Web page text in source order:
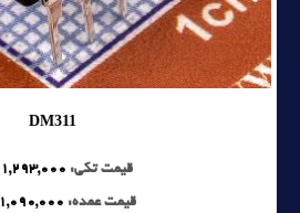
DM311
قیمت تکی: 1,293,000
قیمت عمده: 1,090,000